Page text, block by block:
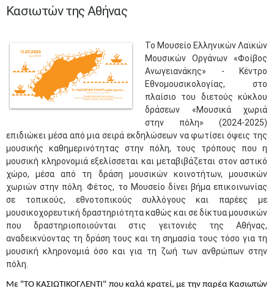
Κασιωτών της Αθήνας
​Το Μουσείο Ελληνικών Λαϊκών
Μουσικών Οργάνων «Φοίβος
Ανωγειανάκης» - Κέντρο
Εθνομουσικολογίας, στο
πλαίσιο του διετούς κύκλου
δράσεων «Μουσικά χωριά
στην πόλη» (2024-2025)
επιδιώκει μέσα από μια σειρά εκδηλώσεων να φωτίσει όψεις της
μουσικής καθημερινότητας στην πόλη, τους τρόπους που η
μουσική κληρονομιά εξελίσσεται και μεταβιβάζεται στον αστικό
χώρο, μέσα από τη δράση μουσικών κοινοτήτων, μουσικών
χωριών στην πόλη. Φέτος, το Μουσείο δίνει βήμα επικοινωνίας
σε τοπικούς, εθνοτοπικούς συλλόγους και παρέες με
μουσικοχορευτική δραστηριότητα καθώς και σε δίκτυα μουσικών
που δραστηριοποιούνται στις γειτονιές της Αθήνας,
αναδεικνύοντας τη δράση τους και τη σημασία τους τόσο για τη
μουσική κληρονομιά όσο και για τη ζωή των ανθρώπων στην
πόλη.
Με "ΤΟ ΚΑΣΙΩΤΙΚΟΓΛΕΝΤΙ" που καλά κρατεί, με την παρέα Κασιωτών